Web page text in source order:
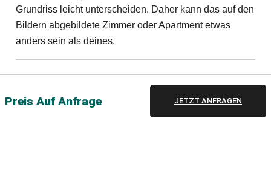
Grundriss leicht unterscheiden. Daher kann das auf den
Bildern abgebildete Zimmer oder Apartment etwas
anders sein als deines.
Preis Auf Anfrage JETZT ANFRAGEN